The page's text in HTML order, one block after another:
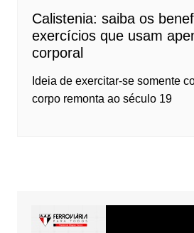
Calistenia: saiba os
exercícios que usam
corporal
Ideia de exercitar-se somente
corpo remonta ao século 19